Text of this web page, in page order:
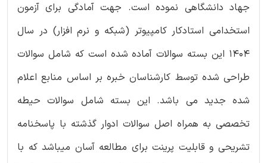
جهاد دانشگاهی نموده است. جهت آمادگی برای آزمون
استخدامی استادکار کامپیوتر (شبکه و نرم افزار) در سال
1404 این بسته سوالات آماده شده است که شامل سوالات
طراحی شده توسط کارشناسان خبره بر اساس منابع اعلام
شده جدید می باشد. این بسته شامل سوالات حیطه
تخصصی به همراه اصل سوالات ادوار گذشته با پاسخنامه
تشریحی و قابلیت پرینت برای مطالعه آسان میباشد که با